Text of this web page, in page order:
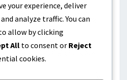
i gymnasiet: Offensiv
Spelarroller
Konstruktions:
your experience, deliver
analyze traffic. You can
allow by clicking
All to consent or Reject
cookies.